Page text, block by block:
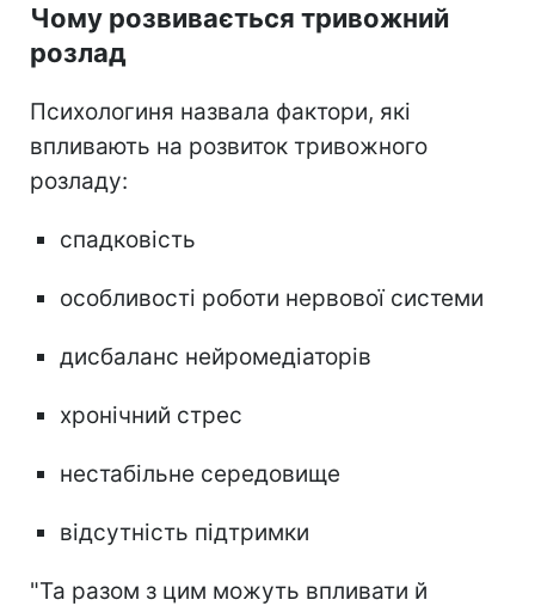
Чому розвивається тривожний
розлад
Психологиня назвала фактори, які
впливають на розвиток тривожного
розладу:
спадковість
особливості роботи нервової системи
дисбаланс нейромедіаторів
хронічний стрес
нестабільне середовище
відсутність підтримки
"Та разом з цим можуть впливати й